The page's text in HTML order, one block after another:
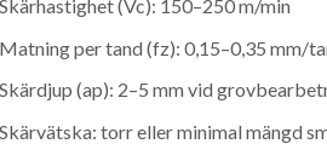
Skärhastighet (Vc): 150–250 m/min
Matning per tand (fz): 0,15–0,35 mm/
Skärdjup (ap): 2–5 mm vid
Skärvätska: torr eller minimal mängd